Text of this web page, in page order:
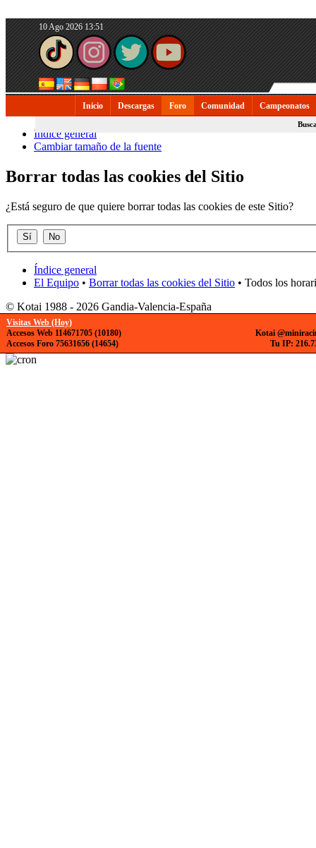
10 Ago 2026 13:51
Inicio Descargas Foro Comunidad Campeonatos
Índice general
Cambiar tamaño de la fuente
Borrar todas las cookies del Sitio
¿Está seguro de que quiere borrar todas las cookies de este Sitio?
Índice general
El Equipo • Borrar todas las cookies del Sitio • Todos los
© Kotai 1988 - 2026 Gandia-Valencia-España
Visitas Web (Hoy)
Accesos Web 114671705 (10180)
Accesos Foro 75631656 (14654)
Kotai
Tu IP: